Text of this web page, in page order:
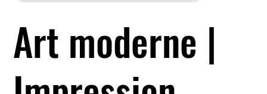
Art moderne |